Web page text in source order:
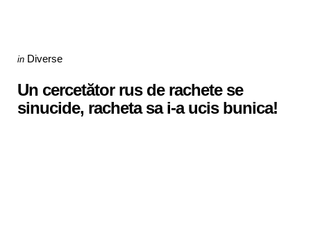
Categories
Posted
in Diverse
Un cercetător rus de rachete se
sinucide, racheta sa i-a ucis bunica!